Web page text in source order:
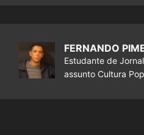
FERNANDO
Estudante de
assunto Cultura